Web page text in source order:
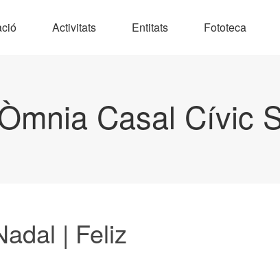
Activitats Entitats Fototeca
Casal Cívic
| Feliz